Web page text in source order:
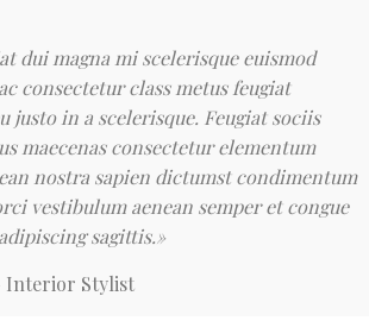
dui magna mi scelerisque euismod
consectetur class metus feugiat
justo in a scelerisque. Feugiat sociis
maecenas consectetur elementum
nostra sapien dictumst condimentum
vestibulum aenean semper et congue
sagittis.»
Interior Stylist